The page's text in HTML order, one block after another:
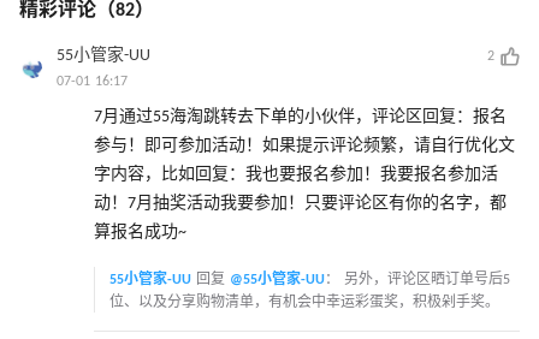
精彩评论（82）
55小管家-UU
2
07-01 16:17
7月通过55海淘跳转去下单的小伙伴，评论区回复：报名
参与！即可参加活动！如果提示评论频繁，请自行优化文
字内容，比如回复：我也要报名参加！我要报名参加活
动！7月抽奖活动我要参加！只要评论区有你的名字，都
算报名成功~
55小管家-UU 回复 @55小管家-UU： 另外，评论区晒订单号后5
位、以及分享购物清单，有机会中幸运彩蛋奖，积极剁手奖。